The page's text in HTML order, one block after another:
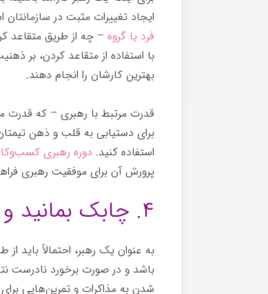
ایجاد تغییرات مثبت در سازمانتان
فرد یا گروه – چه از طریق متقاعد
با استفاده از متقاعد کردن، بر
بهترین کارشان را انجام دهند.
قدرت مرتبط با رهبری – که
برای دستیابی به قلب و ذهن
استفاده کنید. دوره رهبری
پرورش آن برای موفقیت رهبری
۴. چابک بمانید و در مذاکرات ارزش ایجاد کنید
به عنوان یک رهبر، احتمالاً باید
باشد و در صورت برخورد نادرست
شدن به مذاکرات و تمرین‌هایی